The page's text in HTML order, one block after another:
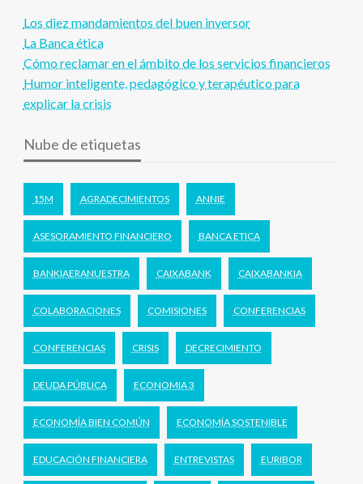
Los diez mandamientos del buen inversor
La Banca ética
Cómo reclamar en el ámbito de los servicios financieros
Humor inteligente, pedagógico y terapéutico para
explicar la crisis
Nube de etiquetas
15M AGRADECIMIENTOS ANNIE
ASESORAMIENTO FINANCIERO BANCA ETICA
BANKIAERANUESTRA CAIXABANK CAIXABANKIA
COLABORACIONES COMISIONES CONFERENCIAS
CONFERENCIAS CRISIS DECRECIMIENTO
DEUDA PÚBLICA ECONOMIA 3
ECONOMÍA BIEN COMÚN ECONOMÍA SOSTENIBLE
EDUCACIÓN FINANCIERA ENTREVISTAS EURIBOR